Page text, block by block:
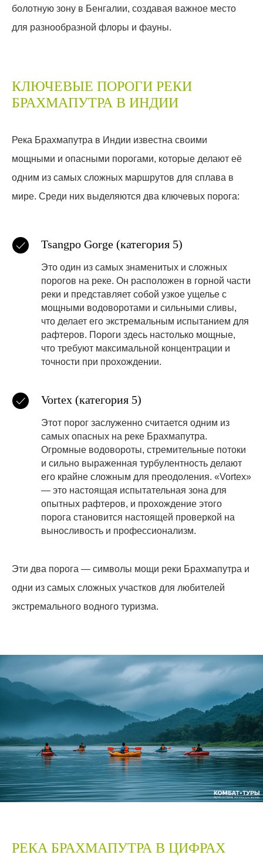
болотную зону в Бенгалии, создавая важное место
для разнообразной флоры и фауны.
КЛЮЧЕВЫЕ ПОРОГИ РЕКИ
БРАХМАПУТРА В ИНДИИ
Река Брахмапутра в Индии известна своими
мощными и опасными порогами, которые делают её
одним из самых сложных маршрутов для сплава в
мире. Среди них выделяются два ключевых порога:
Tsangpo Gorge (категория 5)
Это один из самых знаменитых и сложных
порогов на реке. Он расположен в горной части
реки и представляет собой узкое ущелье с
мощными водоворотами и сильными сливы,
что делает его экстремальным испытанием для
рафтеров. Пороги здесь настолько мощные,
что требуют максимальной концентрации и
точности при прохождении.
Vortex (категория 5)
Этот порог заслуженно считается одним из
самых опасных на реке Брахмапутра.
Огромные водовороты, стремительные потоки
и сильно выраженная турбулентность делают
его крайне сложным для преодоления. «Vortex»
— это настоящая испытательная зона для
опытных рафтеров, и прохождение этого
порога становится настоящей проверкой на
выносливость и профессионализм.
Эти два порога — символы мощи реки Брахмапутра и
одни из самых сложных участков для любителей
экстремального водного туризма.
РЕКА БРАХМАПУТРА В ЦИФРАХ